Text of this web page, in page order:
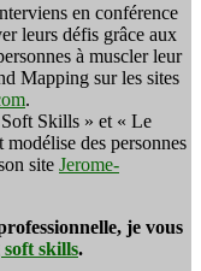
en conférence
leurs défis grâce aux
à muscler leur
Mapping sur les sites
.
Soft Skills » et « Le
des personnes
site Jerome-
je vous
soft skills.